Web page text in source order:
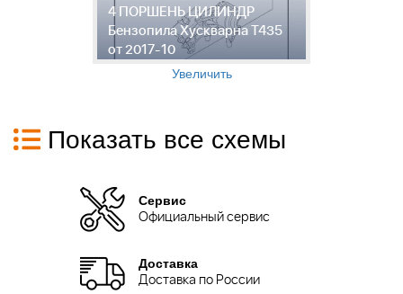
4 ПОРШЕНЬ ЦИЛИНДР
Бензопила Хускварна T435
от 2017-10
Увеличить
Показать все схемы
Сервис
Официальный сервис
Доставка
Доставка по России